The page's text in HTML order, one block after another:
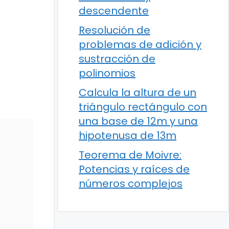
descendente
Resolución de
problemas de adición y
sustracción de
polinomios
Calcula la altura de un
triángulo rectángulo con
una base de 12m y una
hipotenusa de 13m
Teorema de Moivre:
Potencias y raíces de
números complejos